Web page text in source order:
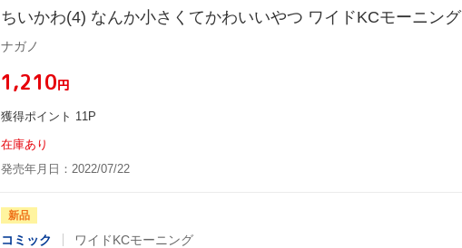
ちいかわ(4) なんか小さくてかわいいやつ ワイドKCモーニング
ナガノ
¥1,210円
獲得ポイント 11P
在庫あり
発売年月日：2022/07/22
新品
コミック ワイドKCモーニング